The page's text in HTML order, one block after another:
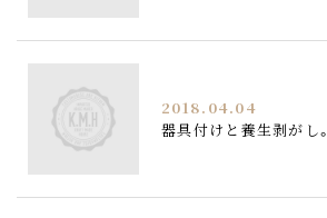
2018.04.04
器具付けと養生剥がし。